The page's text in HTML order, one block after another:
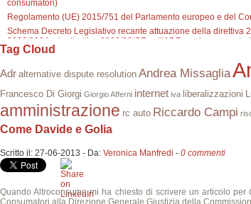
Regolamento (UE) 2015/751 del Parlamento europeo e del
Schema Decreto Legislativo recante attuazione della direttiva
2006/2004 e la direttiva 2009/22/CE sull'ADR per i consumatori
Tag Cloud
Adr alternative dispute resolution Andrea Missaglia
Francesco Di Giorgi Giorgio Afferni internet iva liberalizzazioni
amministrazione rc auto Riccardo Campi
Come Davide e Golia
Scritto il: 27-06-2013 - Da: Veronica Manfredi - 0 commenti
Quando Altroconsumo mi ha chiesto di scrivere un articolo per
Consumatori alla Direzione Generale Giustizia della